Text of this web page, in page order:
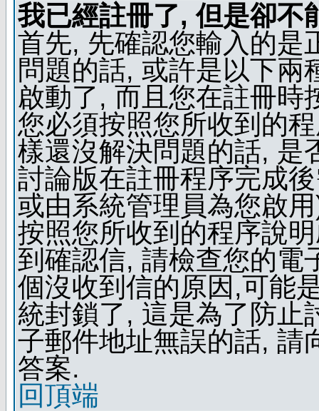
我已經註冊了, 但是卻不
首先, 先確認您輸入的是
問題的話, 或許是以下兩
啟動了, 而且您在註冊時
您必須按照您所收到的
樣還沒解決問題的話, 是
討論版在註冊程序完成
或由系統管理員為您啟
按照您所收到的程序說
到確認信, 請檢查您的電
個沒收到信的原因,可能
統封鎖了, 這是為了防止
子郵件地址無誤的話, 請
答案.
回頂端